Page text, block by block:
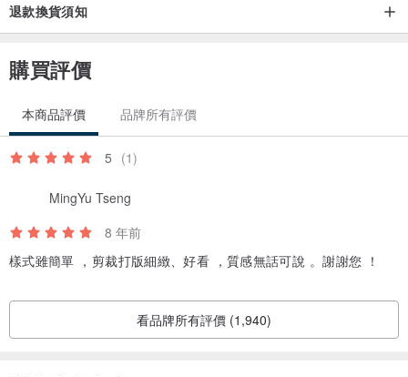
退款換貨須知
購買評價
本商品評價 品牌所有評價
5 (1)
MingYu Tseng
8 年前
樣式雖簡單 ，剪裁打版細緻、好看 ，質感無話可說 。謝謝您 ！
看品牌所有評價 (1,940)